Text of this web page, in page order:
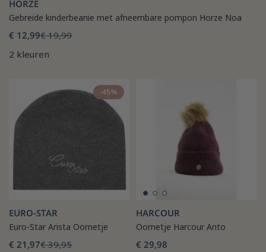
HORZE
Gebreide kinderbeanie met afneembare pompon Horze Noa
€ 12,99€ 19,99
2 kleuren
-45%
EURO-STAR
Euro-Star Arista Oornetje
€ 21,97€ 39,95
HARCOUR
Oornetje Harcour Anto
€ 29,98